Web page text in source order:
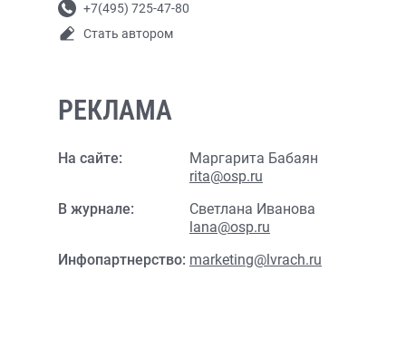
+7(495) 725-47-80
Стать автором
РЕКЛАМА
На сайте:
Маргарита Бабаян
rita@osp.ru
В журнале:
Светлана Иванова
lana@osp.ru
Инфопартнерство: marketing@lvrach.ru